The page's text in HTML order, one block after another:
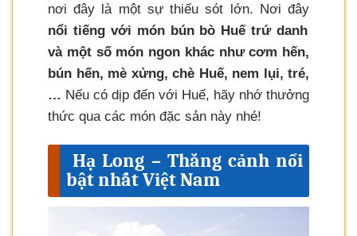
nơi đây là một sự thiếu sót lớn. Nơi đây
nổi tiếng với món bún bò Huế trứ danh
và một số món ngon khác như cơm hến,
bún hến, mè xửng, chè Huế, nem lụi, tré,
… Nếu có dịp đến với Huế, hãy nhớ thưởng
thức qua các món đặc sản này nhé!
Hạ Long – Thắng cảnh nổi
bật nhất Việt Nam